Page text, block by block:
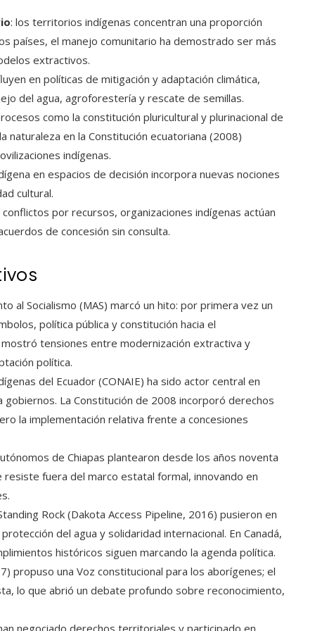
: los territorios indígenas concentran una proporción
países, el manejo comunitario ha demostrado ser más
extractivos.
en políticas de mitigación y adaptación climática,
del agua, agroforestería y rescate de semillas.
como la constitución pluricultural y plurinacional de
naturaleza en la Constitución ecuatoriana (2008)
indígenas.
en espacios de decisión incorpora nuevas nociones
cultural.
por recursos, organizaciones indígenas actúan
de concesión sin consulta.
al Socialismo (MAS) marcó un hito: por primera vez un
política pública y constitución hacia el
tensiones entre modernización extractiva y
política.
del Ecuador (CONAIE) ha sido actor central en
La Constitución de 2008 incorporó derechos
la implementación relativa frente a concesiones
de Chiapas plantearon desde los años noventa
fuera del marco estatal formal, innovando en
Rock (Dakota Access Pipeline, 2016) pusieron en
del agua y solidaridad internacional. En Canadá,
históricos siguen marcando la agenda política.
propuso una Voz constitucional para los aborígenes; el
lo que abrió un debate profundo sobre reconocimiento,
negociado derechos territoriales y participado en